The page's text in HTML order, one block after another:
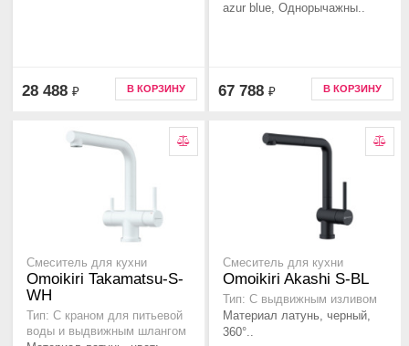
28 488 ₽ В КОРЗИНУ
azur blue, Однорычажны..
67 788 ₽ В КОРЗИНУ
Смеситель для кухни
Omoikiri Takamatsu-S-
WH
Тип: С краном для питьевой
воды и выдвижным шлангом
Смеситель для кухни
Omoikiri Akashi S-BL
Тип: С выдвижным изливом
Материал латунь, черный,
360°..